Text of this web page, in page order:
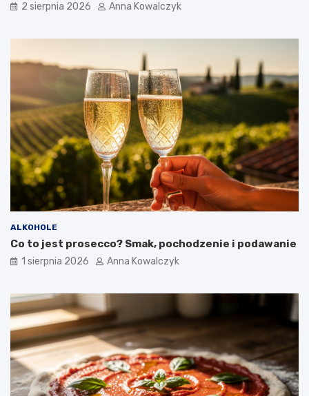
2 sierpnia 2026 Anna Kowalczyk
ALKOHOLE
Co to jest prosecco? Smak, pochodzenie i podawanie
1 sierpnia 2026 Anna Kowalczyk